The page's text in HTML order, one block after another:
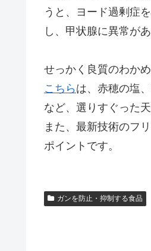
うと、ヨード過剰症
し、甲状腺に異常が
せっかく良質のわか
こちら は、赤穂の塩
など、選りすぐった
また、最新技術のフ
ポイントです。
ガンを防止・抑制する食品